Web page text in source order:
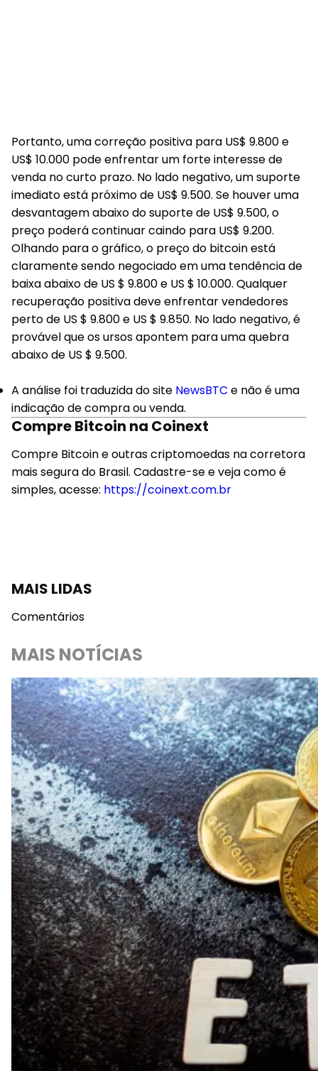
Portanto, uma correção positiva para US$ 9.800 e
US$ 10.000 pode enfrentar um forte interesse de
venda no curto prazo. No lado negativo, um suporte
imediato está próximo de US$ 9.500. Se houver uma
desvantagem abaixo do suporte de US$ 9.500, o
preço poderá continuar caindo para US$ 9.200.
Olhando para o gráfico, o preço do bitcoin está
claramente sendo negociado em uma tendência de
baixa abaixo de US $ 9.800 e US $ 10.000. Qualquer
recuperação positiva deve enfrentar vendedores
perto de US $ 9.800 e US $ 9.850. No lado negativo, é
provável que os ursos apontem para uma quebra
abaixo de US $ 9.500.
A análise foi traduzida do site NewsBTC e não é uma
indicação de compra ou venda.
Compre Bitcoin na Coinext
Compre Bitcoin e outras criptomoedas na corretora
mais segura do Brasil. Cadastre-se e veja como é
simples, acesse: https://coinext.com.br
MAIS LIDAS
Comentários
MAIS NOTÍCIAS